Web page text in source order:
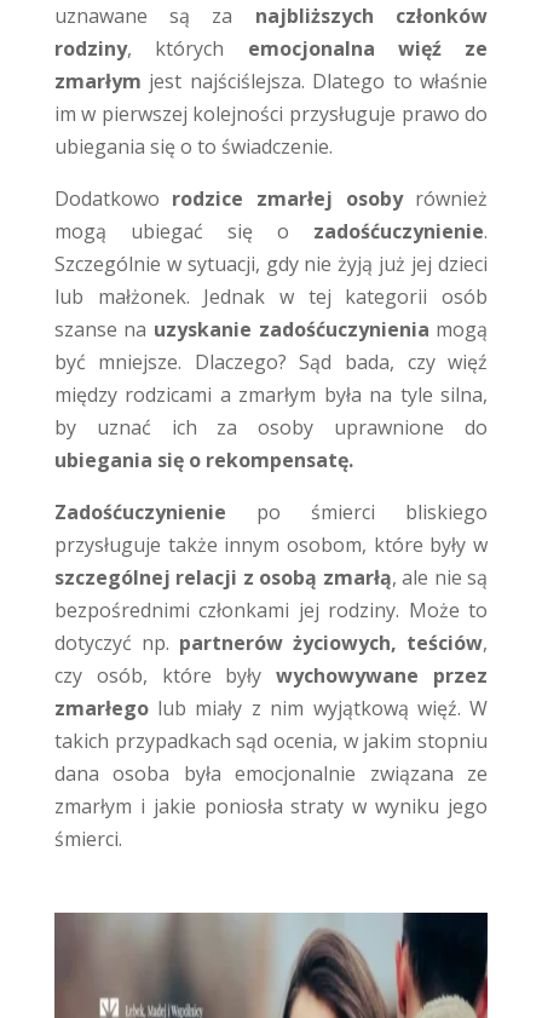
uznawane są za najbliższych członków
rodziny, których emocjonalna więź ze
zmarłym jest najściślejsza. Dlatego to właśnie
im w pierwszej kolejności przysługuje prawo do
ubiegania się o to świadczenie.
Dodatkowo rodzice zmarłej osobyrównież
mogą ubiegać się o zadośćuczynienie.
Szczególnie w sytuacji, gdy nie żyją już jej dzieci
lub małżonek. Jednak w tej kategorii osób
szanse na uzyskanie zadośćuczynienia mogą
być mniejsze. Dlaczego? Sąd bada, czy więź
między rodzicami a zmarłym była na tyle silna,
by uznać ich za osoby uprawnione do
ubiegania się o rekompensatę.
Zadośćuczynienie po śmierci bliskiego
przysługuje także innym osobom, które były w
szczególnej relacji z osobą zmarłą, ale nie są
bezpośrednimi członkami jej rodziny. Może to
dotyczyć np. partnerów życiowych, teściów,
czy osób, które byływychowywane przez
zmarłegolub miały z nim wyjątkową więź. W
takich przypadkach sąd ocenia, w jakim stopniu
dana osoba była emocjonalnie związana ze
zmarłym i jakie poniosła straty w wyniku jego
śmierci.